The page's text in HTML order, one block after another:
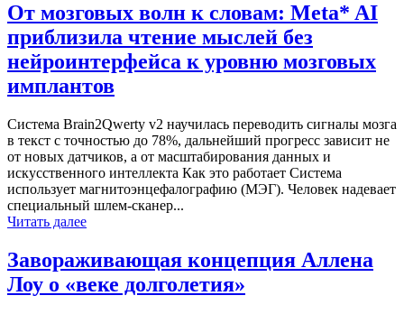
От мозговых волн к словам: Meta* AI
приблизила чтение мыслей без
нейроинтерфейса к уровню мозговых
имплантов
Система Brain2Qwerty v2 научилась переводить сигналы мозга
в текст с точностью до 78%, дальнейший прогресс зависит не
от новых датчиков, а от масштабирования данных и
искусственного интеллекта Как это работает Система
использует магнитоэнцефалографию (МЭГ). Человек надевает
специальный шлем-сканер...
Читать далее
Завораживающая концепция Аллена
Лоу о «веке долголетия»